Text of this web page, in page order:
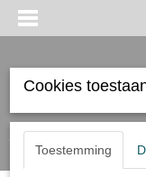
Inloggen Registreren
Cookies
Toestemming